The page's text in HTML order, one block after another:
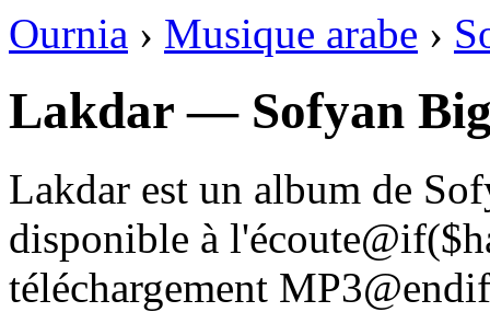
Ournia › Musique arabe ›
Lakdar — Sofyan
Lakdar est un album de
disponible à
téléchargement